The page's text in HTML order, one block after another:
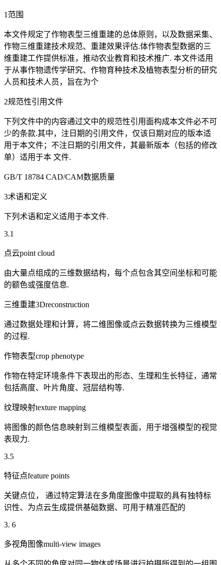
1范围
本文件规定了作物表型三维重建的总体原则，以及数据采集、
作物三维重建技术规范、重建效果评估.体作物表型数据的三
维重建工作提供标准，推动农业教育和技术推广. 本文件适用
于从事作物遗传学研究、作物育种技术及植物表型分析的研究
人员和技术人员，旨在为个
2规范性引用文件
下列文件中的内容通过文中的规范性引用面构成本文件必不可
少的条款.其中，注日期的引用文件，仅该日期对应的版本适
用于本文件；不注日期的引用文件，其最新版本（包括的修改
单）适用于本 文件.
GB/T 18784 CAD/CAM数据质量
3术语和定义
下列术语和定义适用于本文件.
3.1
点云point cloud
由大量点组成的三维数据结构，每个点包含其空间坐标和可能
的额色或强度信息.
三维重建3Dreconstruction
通过数据处理和计算，将二维图像或点云数据转换为三维模型
的过程.
作物表型crop phenotype
作物在特定环境条件下表现出的形态、生理和生长特征，通常
包括高度、叶片角度、冠层结构等.
纹理映射texture mapping
将图像的颜色信息映射到三维模型表面，用于增强模型的视觉
表现力.
3.5
特征点feature points
关键点位， 通过特定算法在多角度图像中提取的具有独特标
识性、为点云生成提供基础数据、可用于精准匹配的
3. 6
多视角图像multi-view images